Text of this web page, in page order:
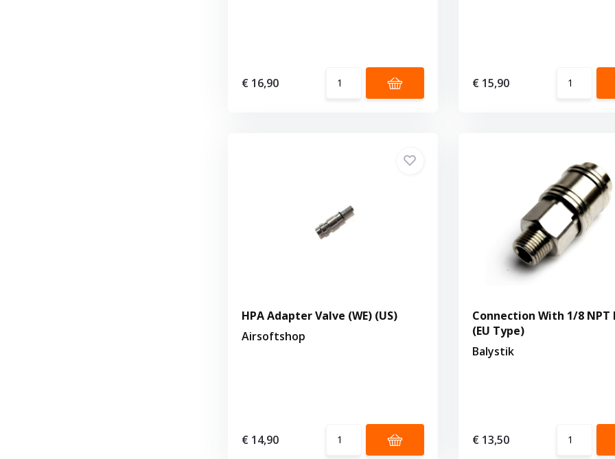
€ 16,90 € 15,90
HPA Adapter Valve (WE) (US)
Airsoftshop
€ 14,90
Connection With 1/8 NPT
(EU Type)
Balystik
€ 13,50